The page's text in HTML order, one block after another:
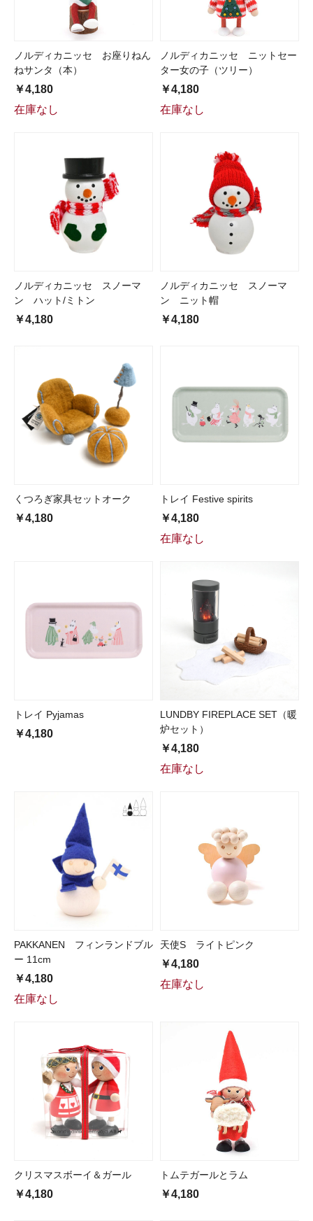
ノルディカニッセ お座りねん
ねサンタ（本）
￥4,180
在庫なし
ノルディカニッセ ニットセー
ター女の子（ツリー）
￥4,180
在庫なし
ノルディカニッセ スノーマ
ン ハット/ミトン
￥4,180
ノルディカニッセ スノーマ
ン ニット帽
￥4,180
くつろぎ家具セットオーク
￥4,180
トレイ Festive spirits
￥4,180
在庫なし
トレイ Pyjamas
￥4,180
LUNDBY FIREPLACE SET（暖
炉セット）
￥4,180
在庫なし
PAKKANEN フィンランドブル
ー 11cm
￥4,180
在庫なし
天使S ライトピンク
￥4,180
在庫なし
クリスマスボーイ＆ガール
￥4,180
トムテガールとラム
￥4,180